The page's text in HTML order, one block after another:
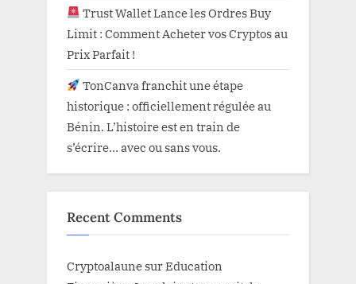
Trust Wallet Lance les Ordres Buy
Limit : Comment Acheter vos Cryptos au
Prix Parfait !
TonCanva franchit une étape
historique : officiellement régulée au
Bénin. L’histoire est en train de
s’écrire… avec ou sans vous.
Recent Comments
Cryptoalaune surEducation